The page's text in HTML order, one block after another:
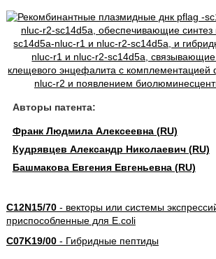
Авторы патента:
Франк Людмила Алексеевна (RU)
Кудрявцев Александр Николаевич (RU)
Башмакова Евгения Евгеньевна (RU)
C12N15/70- векторы или системы
приспособленные для E.coli
C07K19/00- Гибридные пептиды